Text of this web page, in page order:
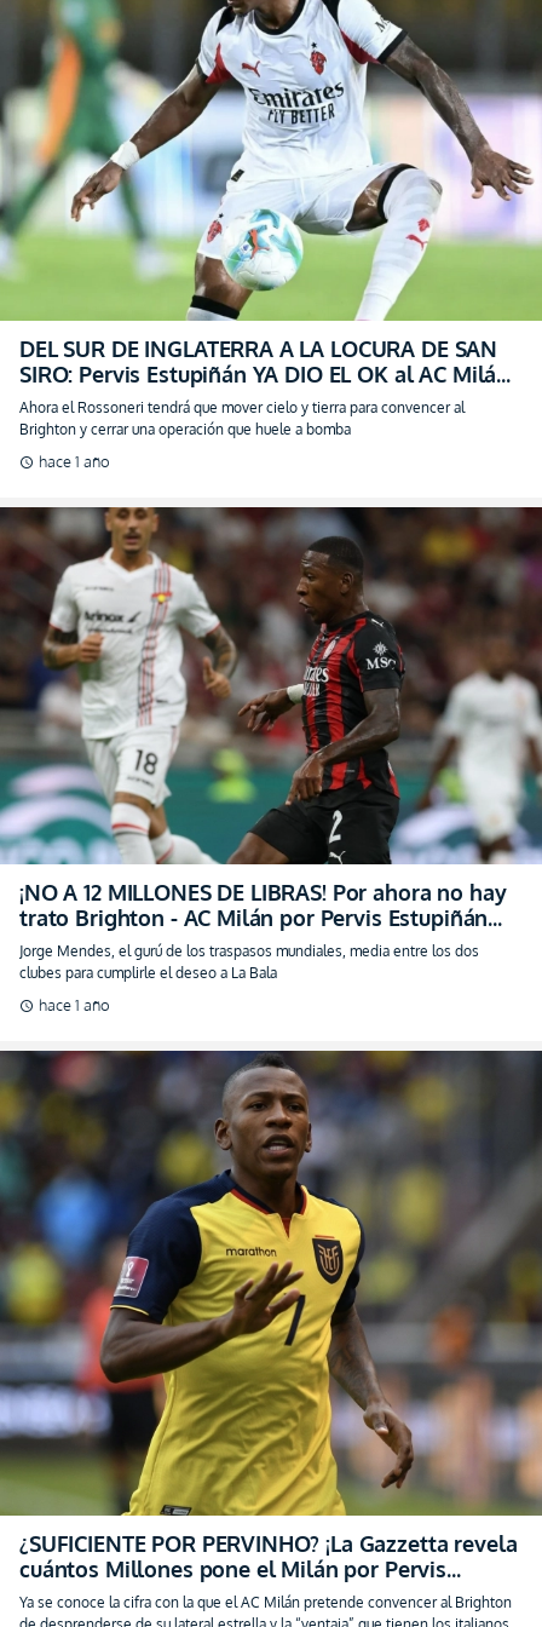
DEL SUR DE INGLATERRA A LA LOCURA DE SAN
SIRO: Pervis Estupiñán YA DIO EL OK al AC Milán
y el mercado EXPLOTA
Ahora el Rossoneri tendrá que mover cielo y tierra para convencer al
Brighton y cerrar una operación que huele a bomba
schedule hace 1 año
¡NO A 12 MILLONES DE LIBRAS! Por ahora no hay
trato Brighton - AC Milán por Pervis Estupiñán
(FOTO)
Jorge Mendes, el gurú de los traspasos mundiales, media entre los dos
clubes para cumplirle el deseo a La Bala
schedule hace 1 año
¿SUFICIENTE POR PERVINHO? ¡La Gazzetta revela
cuántos Millones pone el Milán por Pervis
Estupiñán!
Ya se conoce la cifra con la que el AC Milán pretende convencer al Brighton